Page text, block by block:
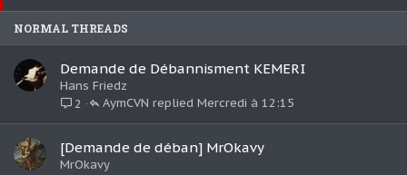
NORMAL THREADS
Demande de Débannisment KEMERI
Hans Friedz
2
Mercredi à 12:15
AymCVN
[Demande de déban] MrOkavy
MrOkavy